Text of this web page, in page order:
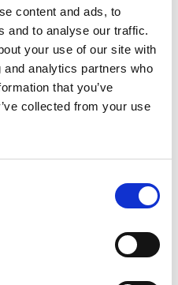
content and ads, to
and to analyse our traffic.
your use of our site with
analytics partners who
that you’ve
collected from your use
た通信(SSL)で保護されま
個人情報保護方針」にご